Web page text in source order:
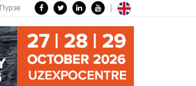
Пүрэв |